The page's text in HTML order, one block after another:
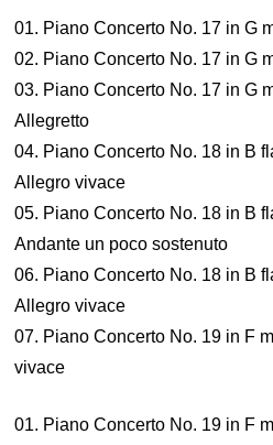
01. Piano Concerto No. 17 in G
02. Piano Concerto No. 17 in G
03. Piano Concerto No. 17 in G
Allegretto
04. Piano Concerto No. 18 in B
Allegro vivace
05. Piano Concerto No. 18 in B
Andante un poco sostenuto
06. Piano Concerto No. 18 in B
Allegro vivace
07. Piano Concerto No. 19 in F
vivace
01. Piano Concerto No. 19 in F